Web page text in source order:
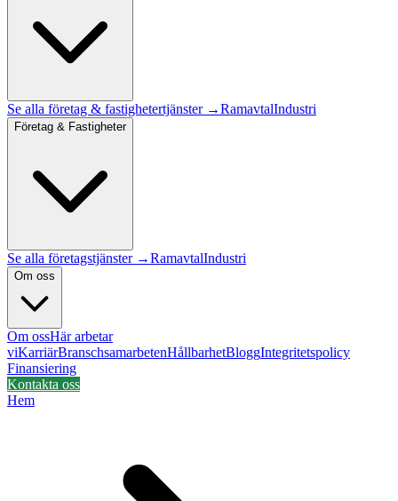
Se alla företag & fastighetertjänster →RamavtalIndustri
Företag & Fastigheter
Se alla företagstjänster →RamavtalIndustri
Om oss
Om ossHär arbetar
viKarriärBranschsamarbetenHållbarhetBloggIntegritetspolicy
Finansiering
Kontakta oss
Hem